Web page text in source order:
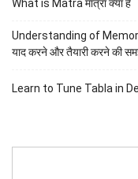
What is Matra मात्रा क्या है
Understanding of
याद करने और तैयारी करने की
Learn to Tune Tabla in